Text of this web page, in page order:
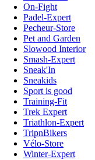
On-Fight
Padel-Expert
Pecheur-Store
Pet and Garden
Slowood Interior
Smash-Expert
Sneak'In
Sneakids
Sport is good
Training-Fit
Trek Expert
Triathlon-Expert
TripnBikers
Vélo-Store
Winter-Expert